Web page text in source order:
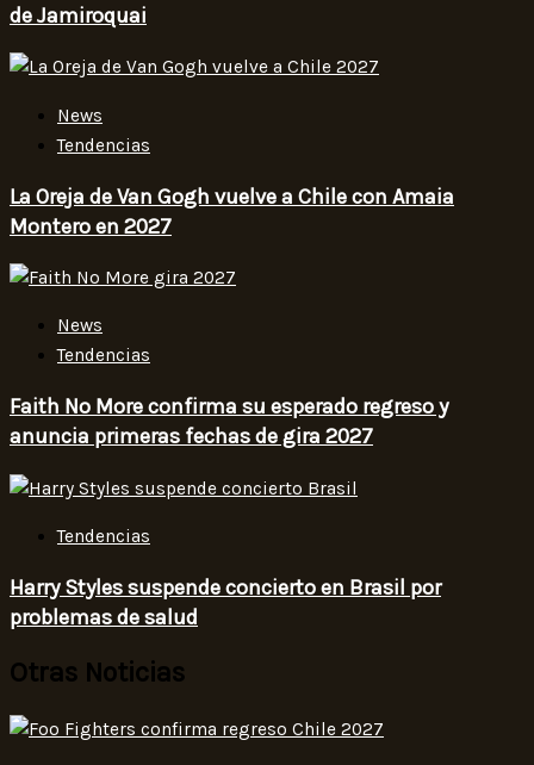
de Jamiroquai
News
Tendencias
La Oreja de Van Gogh vuelve a Chile con Amaia
Montero en 2027
News
Tendencias
Faith No More confirma su esperado regreso y
anuncia primeras fechas de gira 2027
Tendencias
Harry Styles suspende concierto en Brasil por
problemas de salud
Otras Noticias